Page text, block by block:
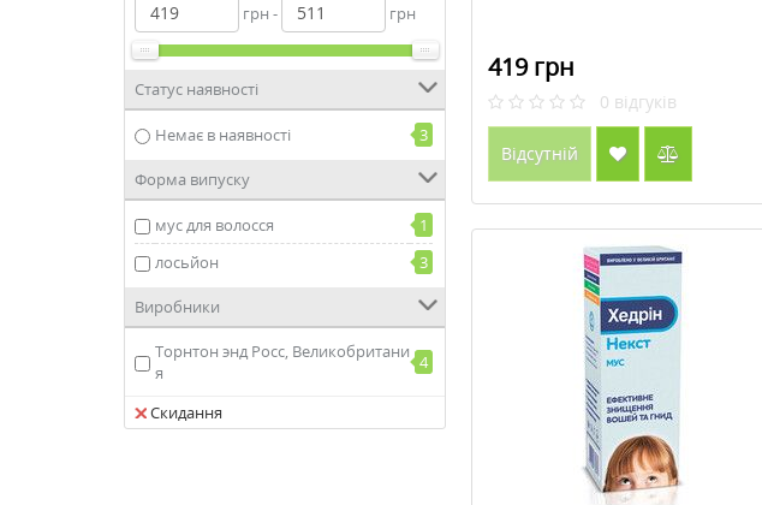
грн - грн
Статус наявності
Немає в наявності 3
Форма випуску
мус для волосся
1
лосьйон
3
Виробники
Торнтон энд Росс, Великобритани
я
4
Скидання
419 грн
0 відгуків
Відсутній